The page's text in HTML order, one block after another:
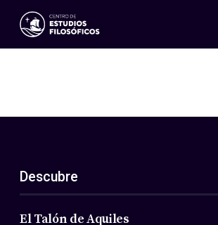
Eventos
ES
EN
Acerca de nosotros
Miembros
Descubre
El Talón de Aquiles